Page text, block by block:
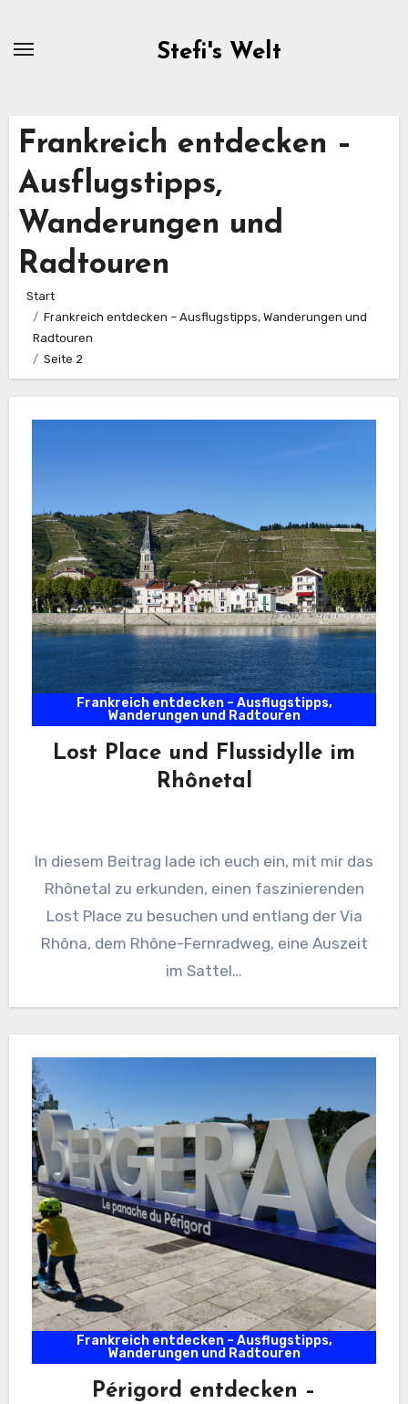
Stefi's Welt
Frankreich entdecken –
Ausflugstipps,
Wanderungen und
Radtouren
Start
Frankreich entdecken – Ausflugstipps, Wanderungen und
Radtouren
Seite 2
Frankreich entdecken – Ausflugstipps,
Wanderungen und Radtouren
Lost Place und Flussidylle im
Rhônetal
In diesem Beitrag lade ich euch ein, mit mir das
Rhônetal zu erkunden, einen faszinierenden
Lost Place zu besuchen und entlang der Via
Rhôna, dem Rhône-Fernradweg, eine Auszeit
im Sattel…
Frankreich entdecken – Ausflugstipps,
Wanderungen und Radtouren
Périgord entdecken –